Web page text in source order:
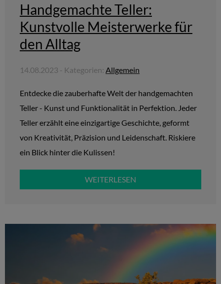
Handgemachte Teller:
Kunstvolle Meisterwerke für
den Alltag
14.08.2023 - Kategorien: Allgemein
Entdecke die zauberhafte Welt der handgemachten
Teller - Kunst und Funktionalität in Perfektion. Jeder
Teller erzählt eine einzigartige Geschichte, geformt
von Kreativität, Präzision und Leidenschaft. Riskiere
ein Blick hinter die Kulissen!
WEITERLESEN